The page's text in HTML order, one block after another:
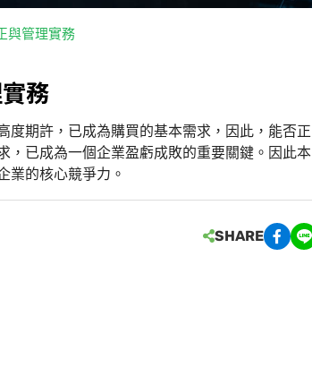
與管理實務
實務
度期許，已成為購買的基本需求，因此，能否正
，已成為一個企業盈虧成敗的重要關鍵。因此本
業的核心競爭力。
SHARE